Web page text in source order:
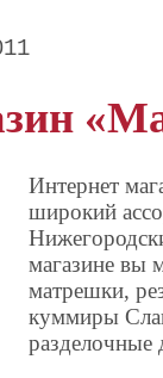
Интернет
широкий
магазине вы
матрешки,
куммиры
разделочные